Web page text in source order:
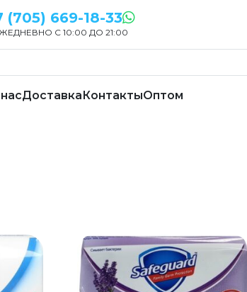
(705) 669-18-33
С 10:00 ДО 21:00
ДоставкаКонтактыОптом